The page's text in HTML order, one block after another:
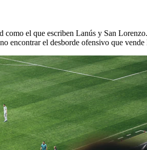
el que escriben Lanús y San
encontrar el desborde ofensivo que